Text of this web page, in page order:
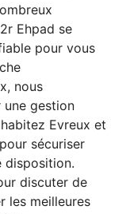
Ehpad se
pour vous
nous
une gestion
Evreux et
sécuriser
disposition.
discuter de
les meilleures